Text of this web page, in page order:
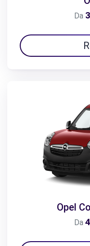
Da
Opel
Da